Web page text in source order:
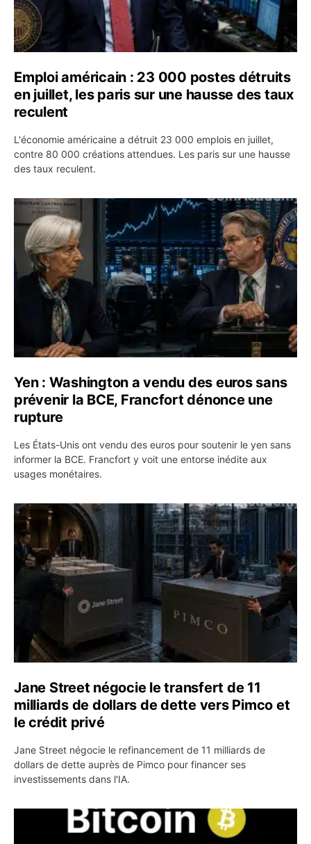
Emploi américain : 23 000 postes détruits
en juillet, les paris sur une hausse des taux
reculent
L'économie américaine a détruit 23 000 emplois en juillet,
contre 80 000 créations attendues. Les paris sur une hausse
des taux reculent.
Yen : Washington a vendu des euros sans prévenir la
Yen : Washington a vendu des euros sans
prévenir la BCE, Francfort dénonce une
rupture
Les États-Unis ont vendu des euros pour soutenir le yen sans
informer la BCE. Francfort y voit une entorse inédite aux
usages monétaires.
Jane Street négocie le transfert de 11 milliards de
Jane Street négocie le transfert de 11
milliards de dollars de dette vers Pimco et
le crédit privé
Jane Street négocie le refinancement de 11 milliards de
dollars de dette auprès de Pimco pour financer ses
investissements dans l'IA.
Bitcoin stagne à 64 000 dollars pendant que les